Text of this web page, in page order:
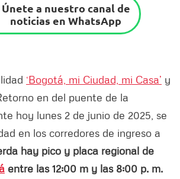
Únete a nuestro canal de
noticias en WhatsApp
‘Bogotá, mi Ciudad, mi Casa’ y
en del puente de la
hoy lunes 2 de junio de 2025, se
en los corredores de ingreso a
hay pico y placa regional de
entre las 12:00 m y las 8:00 p. m.